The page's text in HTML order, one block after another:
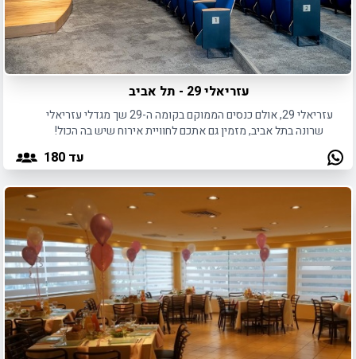
עזריאלי 29 - תל אביב
עזריאלי 29, אולם כנסים הממוקם בקומה ה-29 שך מגדלי עזריאלי
שרונה בתל אביב, מזמין גם אתכם לחוויית אירוח שיש בה הכול!
עד 180